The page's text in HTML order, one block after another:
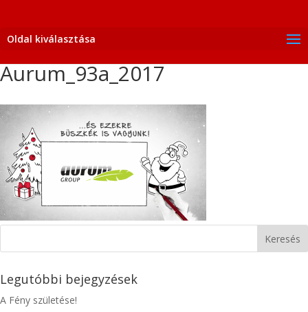
Oldal kiválasztása
Aurum_93a_2017
Legutóbbi bejegyzések
A Fény születése!